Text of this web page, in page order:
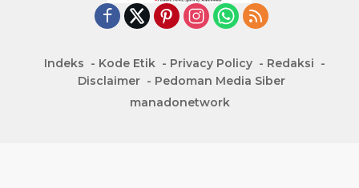
Indeks Kode Etik Privacy Policy
Redaksi
Disclaimer
Pedoman Media Siber
manadonetwork